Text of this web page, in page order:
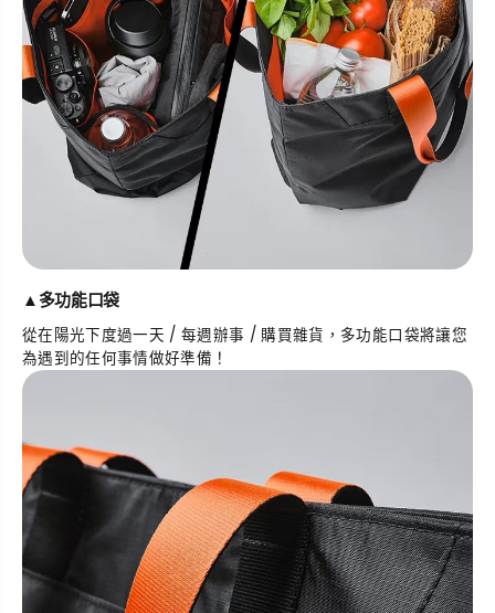
▲多功能口袋
從在陽光下度過一天 / 每週辦事 / 購買雜貨，多功能口袋將讓您
為遇到的任何事情做好準備！